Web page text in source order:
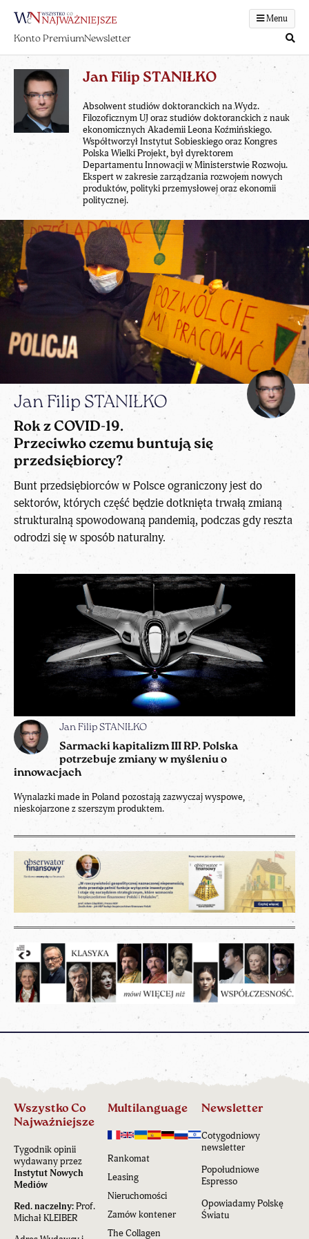
Menu
Konto PremiumNewsletter
Jan Filip STANIŁKO
Absolwent studiów doktoranckich na Wydz.
Filozoficznym UJ oraz studiów doktoranckich z nauk
ekonomicznych Akademii Leona Koźmińskiego.
Współtworzył Instytut Sobieskiego oraz Kongres
Polska Wielki Projekt, był dyrektorem
Departamentu Innowacji w Ministerstwie Rozwoju.
Ekspert w zakresie zarządzania rozwojem nowych
produktów, polityki przemysłowej oraz ekonomii
politycznej.
Jan Filip STANIŁKO
Rok z COVID-19.
Przeciwko czemu buntują się
przedsiębiorcy?
Bunt przedsiębiorców w Polsce ograniczony jest do
sektorów, których część będzie dotknięta trwałą zmianą
strukturalną spowodowaną pandemią, podczas gdy reszta
odrodzi się w sposób naturalny.
Jan Filip STANIŁKO
Sarmacki kapitalizm III RP. Polska
potrzebuje zmiany w myśleniu o
innowacjach
Wynalazki made in Poland pozostają zazwyczaj wyspowe,
nieskojarzone z szerszym produktem.
Wszystko Co
Najważniejsze
Tygodnik opinii
wydawany przez
Instytut Nowych
Mediów
Red. naczelny:Prof.
Michał KLEIBER
Multilanguage
Rankomat
Leasing
Nieruchomości
Zamów kontener
The Collagen
Newsletter
Cotygodniowy
newsletter
Popołudniowe
Espresso
Opowiadamy Polskę
Światu